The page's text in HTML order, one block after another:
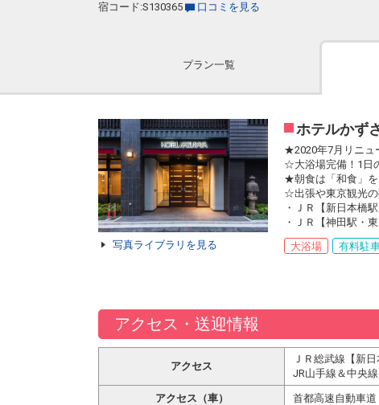
宿コード:S130365
口コミを見る
プラン一覧
写真ライブラリを見る
ホテルかず
★2020年7月リニュ
☆大浴場完備！1日
★朝食は「和食」
☆出張や東京観光
・ＪＲ【新日本橋
・ＪＲ【神田駅・
大浴場
有料駐
アクセス・送迎情報
アクセス
ＪＲ総武線【新
JR山手線＆中央
アクセス（車） 首都高速自動車道